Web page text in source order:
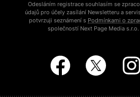
Odesláním registrace souhlasím se
údajů pro účely zasílání Newsletteru a
potvrzuji seznámení s Podmínkami o
společností Next Page Media s.r.o.